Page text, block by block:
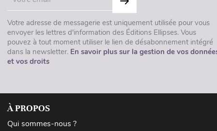
Votre adresse de messagerie est uniquement utilisée pour vous
envoyer les lettres d'information des Éditions Ellipses. Vous
pouvez à tout moment utiliser le lien de désabonnement intégré
dans la newsletter. En savoir plus sur la gestion de vos
et vos droits
À PROPOS
Qui sommes-nous ?